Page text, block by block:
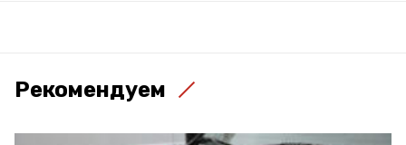
Рекомендуем